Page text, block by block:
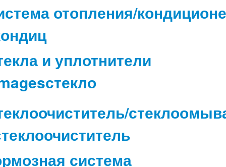
отопления/
и уплотнители
система